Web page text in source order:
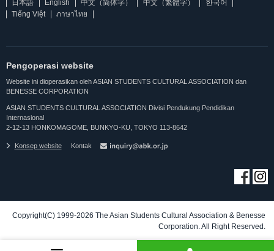
日本語 English 中文（简体字） 中文（繁體字）
한국어
Tiếng Việt
ภาษาไทย
Pengoperasi website
Website ini dioperasikan oleh ASIAN STUDENTS CULTURAL ASSOCIATION dan
BENESSE CORPORATION
ASIAN STUDENTS CULTURAL ASSOCIATION Divisi Pendukung Pendidikan
Internasional
2-12-13 HONKOMAGOME, BUNKYO-KU, TOKYO 113-8642
Konsep website Kontak
Copyright(C) 1999-2026 The Asian Students Cultural Association & Benesse
Corporation. All Right Reserved.